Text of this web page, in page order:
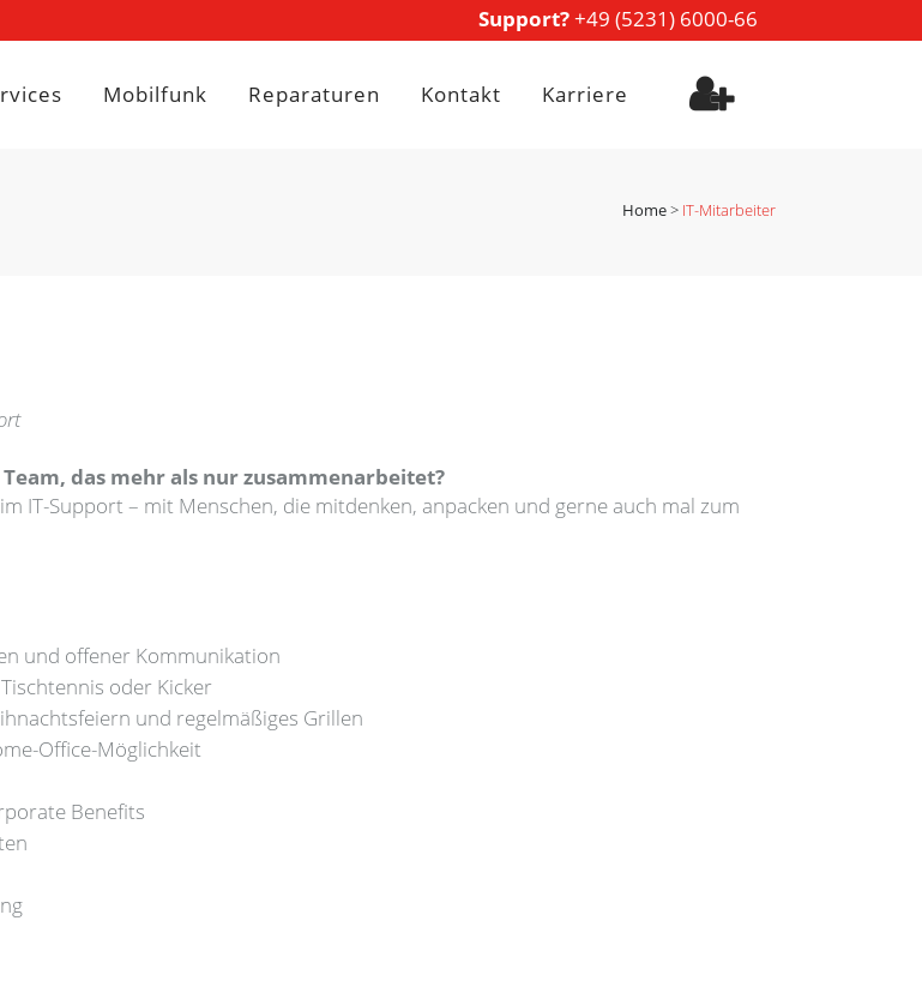
Support?+49 (5231) 6000-66
Mobilfunk Reparaturen Kontakt Karriere
Home> IT-Mitarbeiter
das mehr als nur zusammenarbeitet?
IT-Support – mit Menschen, die mitdenken, anpacken und gerne auch mal zum
und offener Kommunikation
oder Kicker
und regelmäßiges Grillen
Office-Möglichkeit
Benefits